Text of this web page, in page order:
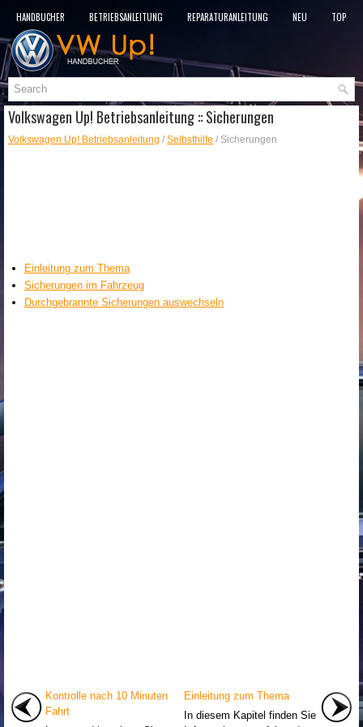
HANDBÜCHER BETRIEBSANLEITUNG REPARATURANLEITUNG NEU
TOP
SITEMAP
Volkswagen Up! Betriebsanleitung :: Sicherungen
Volkswagen Up! Betriebsanleitung / Selbsthilfe / Sicherungen
Einleitung zum Thema
Sicherungen im Fahrzeug
Durchgebrannte Sicherungen auswechseln
Kontrolle nach 10 Minuten
Fahrt
Einleitung zum Thema
In diesem Kapitel finden Sie